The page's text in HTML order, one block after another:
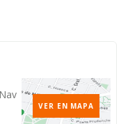
VER EN MAPA